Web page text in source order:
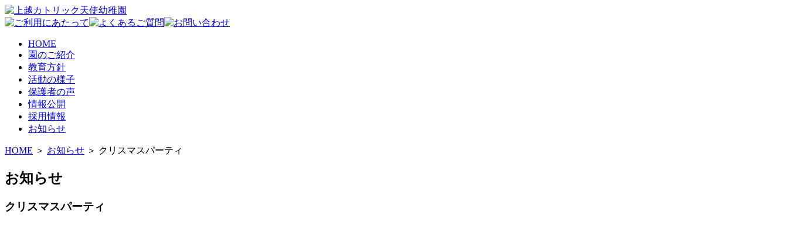
HOME
園のご紹介
教育方針
活動の様子
保護者の声
情報公開
採用情報
お知らせ
HOME ＞ お知らせ ＞ クリスマスパーティ
お知らせ
クリスマスパーティ